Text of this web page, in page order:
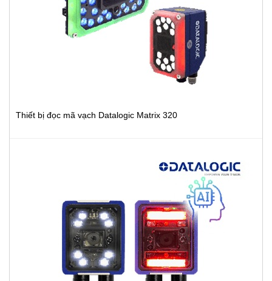
Thiết bị đọc mã vạch Datalogic Matrix 320